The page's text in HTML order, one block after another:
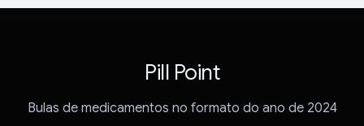
Pill Point
Bulas de medicamentos no formato do ano de 2024